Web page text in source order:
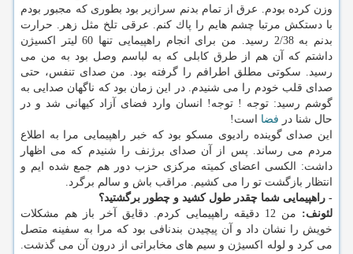
وزن كرده بودم. عرق از تمام بدنم سرازیر بود بطوری كه مجبور بودم
با دستكش مرتبا چشم هایم را پاك كنم. عرقی تلخ مثل زهر. حرارت
بدنم به 2/38 رسید. من برای انجام راهپیمایی تنها 60 لیتر اكسیژن
داشتم كه آن هم از طرق كابلی كه به لباسم وصل بود به من می
رسید. سكوتی مطلق اطرافم را گرفته بود. من صدای تنفس، حتی
صدای قلب خودم را می شنیدم. در این زمان بود كه ناگهان صدایی به
گوشم رسید: توجه ! توجه! انسان وارد فضای آزاد كیهانی شد و در
حال شنا در فضا است!
این صدای گوینده رادیوی مسكو بود كه خبر راهپیمایی مرا به اطلاع
مردم می رساند. پس از آن صدای برژنف را شنیدم كه می اظهار
داشت: الكسی اعضای كمیته مركزی حزب دور هم جمع شده ایم و
انتظار بازگشت تو را می كشیم. مراقب باش و سالم برگرد.
- راهپیمایی شما چقدر طول كشید و چطور برگشتید؟
لئونف:
من 12 دقیقه راهپیمایی كردم. دقایق آخر باز هم مشكلات
خویش را نشان داد و آن پیچیدن بندنافی بود كه مرا به سفینه متصل
می كرد و لوله اكسیژن و سیم های مخابراتی از درون آن می گذشت.